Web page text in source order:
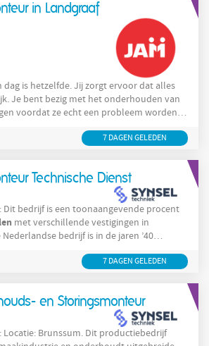
in Landgraaf
van
voordat ze echt een probleem worden
wat beter kan? Dan pak je dat meteen op.
7 DAGEN GELEDEN
Technische Dienst
met verschillende vestigingen in
bedrijf is in de jaren ’40
van dit bedrijf niet meer weg te
innovatie en efficiëntie. De
7 DAGEN GELEDEN
en Storingsmonteur